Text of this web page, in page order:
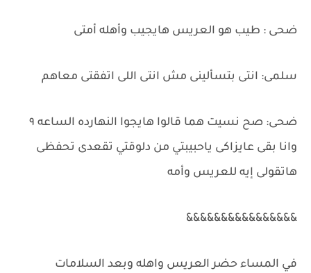
ضحى : طيب هو العريس هايجيب وأهله أمتى
سلمى: انتى بتسألينى مش انتى اللى اتفقتى معاهم
ضحى: صح نسيت هما قالوا هايجوا النهارده الساعه ٩
وانا بقى عايزاكى ياحبيبتي من دلوقتي تقعدى تحفظى
هاتقولى إيه للعريس وأمه
&&&&&&&&&&&&&&&&
في المساء حضر العريس واهله وبعد السلامات